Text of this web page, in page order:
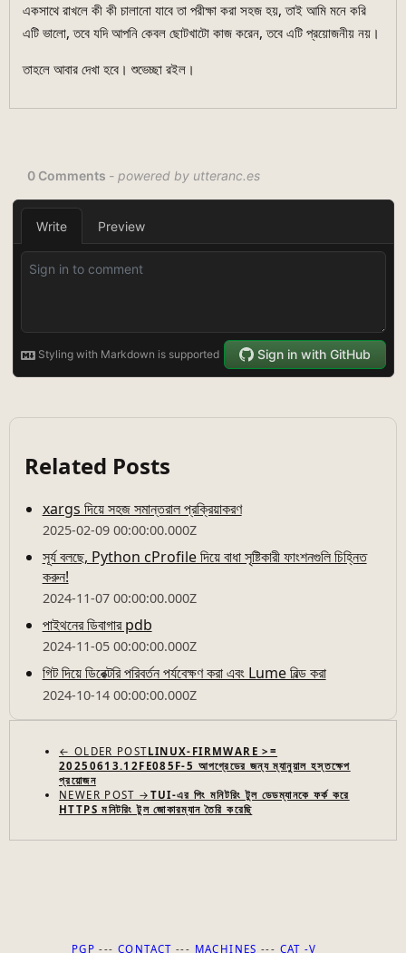
একসাথে রাখলে কী কী চালানো যাবে তা পরীক্ষা করা সহজ হয়, তাই আমি মনে করি
এটি ভালো, তবে যদি আপনি কেবল ছোটখাটো কাজ করেন, তবে এটি প্রয়োজনীয় নয়।
তাহলে আবার দেখা হবে। শুভেচ্ছা রইল।
Related Posts
xargs দিয়ে সহজ সমান্তরাল প্রক্রিয়াকরণ
2025-02-09 00:00:00.000Z
সূর্য বলছে, Python cProfile দিয়ে বাধা সৃষ্টিকারী ফাংশনগুলি চিহ্নিত
করুন!
2024-11-07 00:00:00.000Z
পাইথনের ডিবাগার pdb
2024-11-05 00:00:00.000Z
গিট দিয়ে ডিরেক্টরি পরিবর্তন পর্যবেক্ষণ করা এবং Lume বিল্ড করা
2024-10-14 00:00:00.000Z
← OLDER POSTLINUX-FIRMWARE >=
20250613.12FE085F-5 আপগ্রেডের জন্য ম্যানুয়াল হস্তক্ষেপ
প্রয়োজন
NEWER POST → TUI-এর পিং মনিটরিং টুল ডেডম্যানকে ফর্ক করে
HTTPS মনিটরিং টুল জোকারম্যান তৈরি করেছি
PGP --- CONTACT --- MACHINES --- CAT -V